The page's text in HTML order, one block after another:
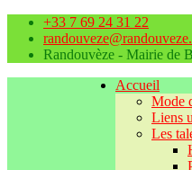
+33 7 69 24 31 22
Randouvèze - Mairie de
Accueil
Mode
Liens
Les